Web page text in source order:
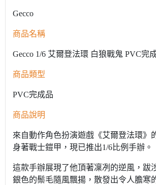
Gecco
商品名稱
Gecco 1/6 艾爾登法環 白狼戰鬼 PVC完
商品類型
PVC完成品
商品說明
來自動作角色扮演遊戲《艾爾登法環》
身著戰士鎧甲，現已推出1/6比例手辦。
這款手辦展現了他頂著凜冽的逆風，跋
銀色的鬃毛隨風飄揚，散發出令人膽寒